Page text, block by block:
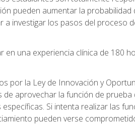
pueden aumentar la
investigar los pasos del proceso
una experiencia clínica de 180
por la Ley de Innovación y
aprovechar la función de
Si intenta realizar las
pueden verse